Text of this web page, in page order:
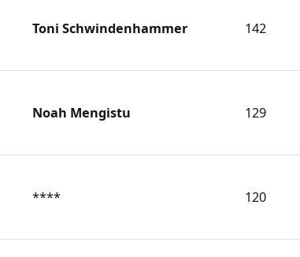
Toni Schwindenhammer 142
Noah Mengistu 129
**** 120